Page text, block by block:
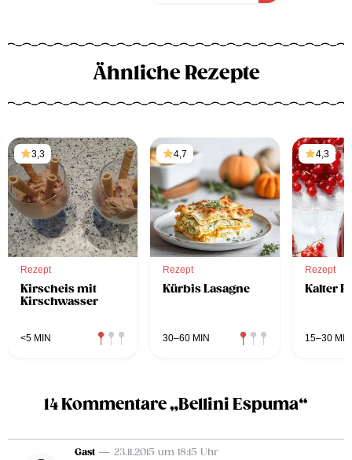
Ähnliche Rezepte
3,3
Rezept
Kirscheis mit
Kirschwasser
<5 MIN
4,7
Rezept
Kürbis Lasagne
30–60 MIN
4,3
Rezept
Kalter
15–30 MIN
14 Kommentare „Bellini Espuma“
Gast — 23.11.2015 um 18:15 Uhr